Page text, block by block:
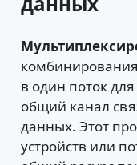
в один поток
общий канал
данных. Этот
устройств или